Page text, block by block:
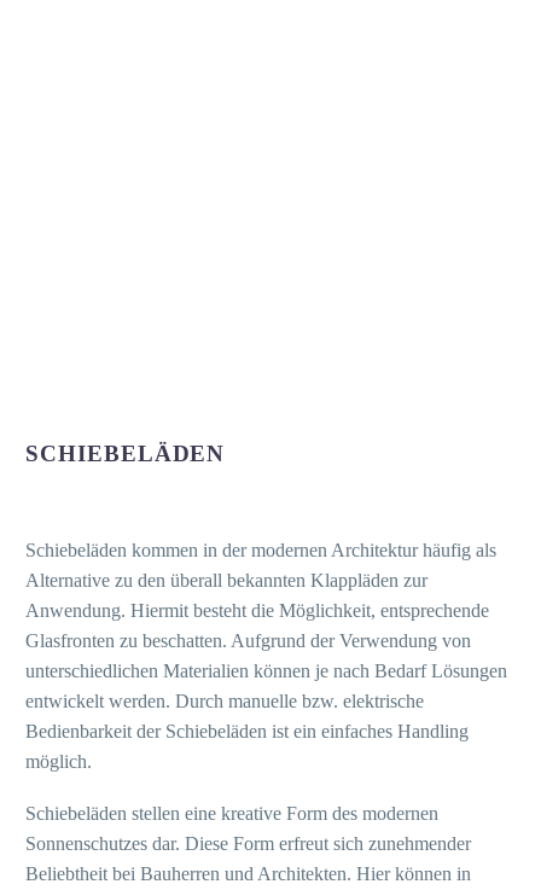
SCHIEBELÄDEN
Schiebeläden kommen in der modernen Architektur häufig als
Alternative zu den überall bekannten Klappläden zur
Anwendung. Hiermit besteht die Möglichkeit, entsprechende
Glasfronten zu beschatten. Aufgrund der Verwendung von
unterschiedlichen Materialien können je nach Bedarf Lösungen
entwickelt werden. Durch manuelle bzw. elektrische
Bedienbarkeit der Schiebeläden ist ein einfaches Handling
möglich.
Schiebeläden stellen eine kreative Form des modernen
Sonnenschutzes dar. Diese Form erfreut sich zunehmender
Beliebtheit bei Bauherren und Architekten. Hier können in